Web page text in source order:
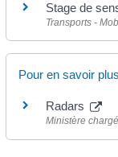
Stage de
Transports -
Pour en savoir plus
Radars
Ministère